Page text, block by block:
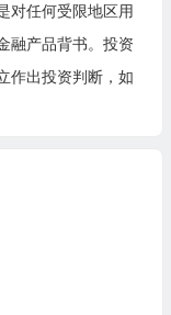
对任何受限地区用
融产品背书。投资
作出投资判断，如